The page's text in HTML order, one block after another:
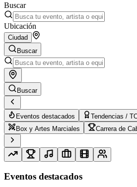
Buscar
Ubicación
Ciudad
Buscar
Buscar
Eventos destacados Tendencias /
Box y Artes Marciales
Carrera de
Eventos destacados